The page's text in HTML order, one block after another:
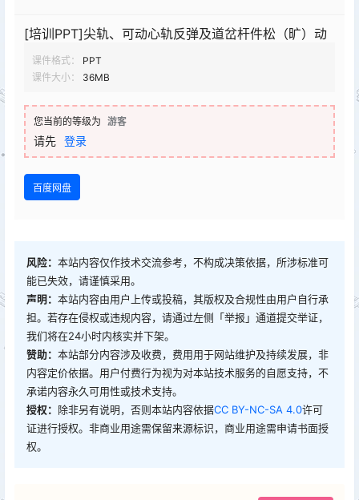
[培训PPT]尖轨、可动心轨反弹及道岔杆件松（旷）动
课件格式：
PPT
课件大小：
36MB
您当前的等级为 游客
请先 登录
百度网盘
风险： 本站内容仅作技术交流参考，不构成决策依据，所涉标准可
能已失效，请谨慎采用。
声明： 本站内容由用户上传或投稿，其版权及合规性由用户自行承
担。若存在侵权或违规内容，请通过左侧「举报」通道提交举证，
我们将在24小时内核实并下架。
赞助： 本站部分内容涉及收费，费用用于网站维护及持续发展，非
内容定价依据。用户付费行为视为对本站技术服务的自愿支持，不
承诺内容永久可用性或技术支持。
授权： 除非另有说明，否则本站内容依据CC BY-NC-SA 4.0许可
证进行授权。非商业用途需保留来源标识，商业用途需申请书面授
权。